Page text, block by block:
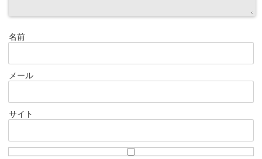
名前
メール
サイト